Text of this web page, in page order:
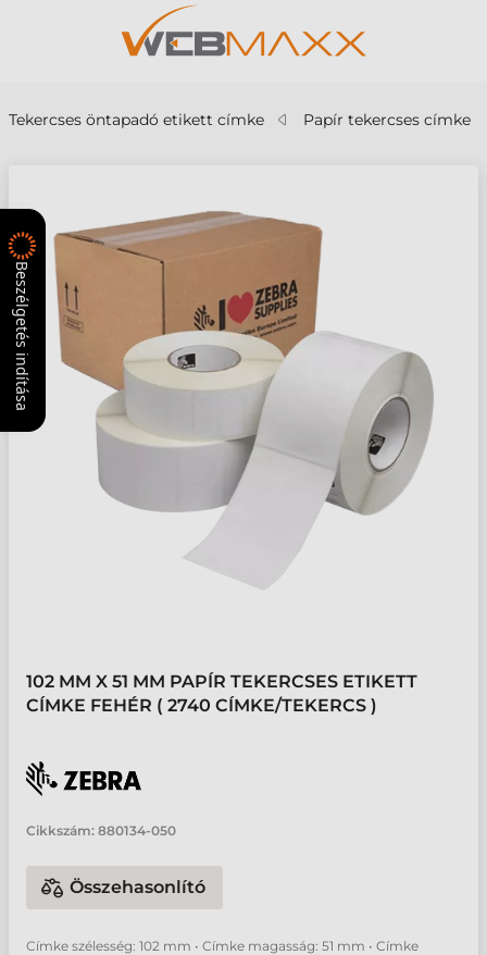
Tekercses öntapadó etikett címke Papír tekercses címke
102 MM X 51 MM PAPÍR TEKERCSES ETIKETT
CÍMKE FEHÉR ( 2740 CÍMKE/TEKERCS )
Cikkszám: 880134-050
Összehasonlító
Címke szélesség: 102 mm • Címke magasság: 51 mm • Címke
Beszélgetés indítása